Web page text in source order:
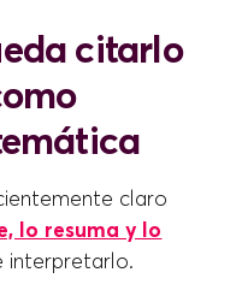
citarlo
claro
lo resuma y lo
interpretarlo.